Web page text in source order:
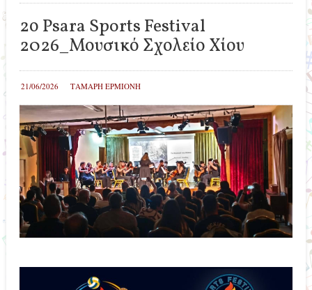
2ο Psara Sports Festival
2026_Μουσικό Σχολείο Χίου
21/06/2026 ΤΑΜΑΡΗ ΕΡΜΙΟΝΗ